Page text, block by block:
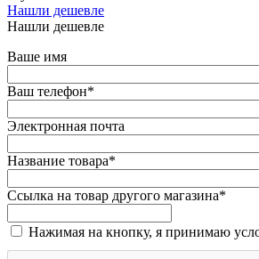
Нашли дешевле
Нашли дешевле
Ваше имя
Ваш телефон*
Электронная почта
Название товара*
Ссылка на товар другого магазина*
Нажимая на кнопку, я принимаю